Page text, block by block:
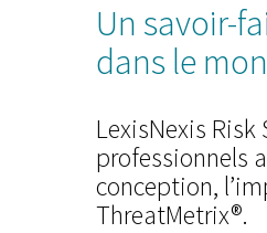
Un savoir-
dans le
LexisNexis
professionnels
conception,
ThreatMetrix®.